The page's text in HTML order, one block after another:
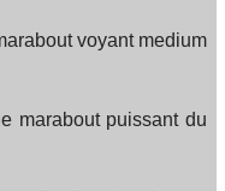
voyant medium
marabout puissant du